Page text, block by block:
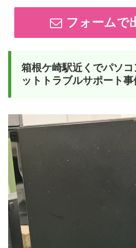
フォームで
箱根ケ崎駅近くでパソ
ットトラブルサポート